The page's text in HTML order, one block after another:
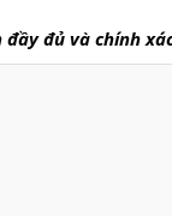
đầy đủ và chính